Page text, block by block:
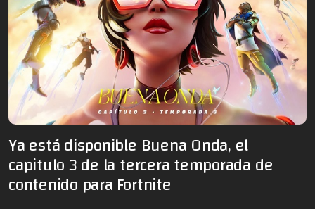
Ya está disponible Buena Onda, el
capitulo 3 de la tercera temporada de
contenido para Fortnite